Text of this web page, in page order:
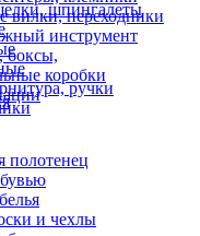
вилки, переходники
инструмент
боксы,
коробки
шпингалеты
ручки
полотенец
и чехлы